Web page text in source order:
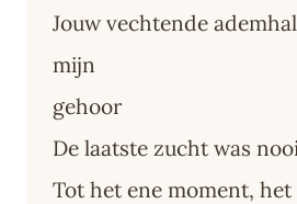
Jouw vechtende
mijn
gehoor
De laatste zucht was
Tot het ene moment, het